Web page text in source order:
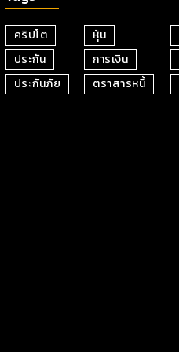
คริปโต
ประกัน
ประกันภัย
หุ้น
การเงิน
ตราสารหนี้